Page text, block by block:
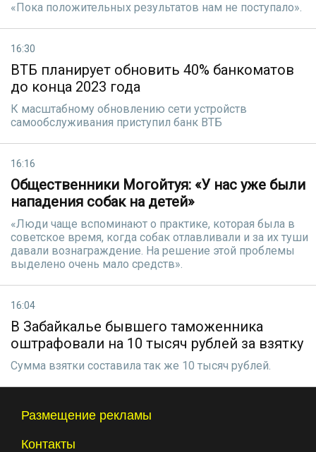
«Пока положительных результатов нам не поступало».
16:30
ВТБ планирует обновить 40% банкоматов
до конца 2023 года
К масштабному обновлению сети устройств
самообслуживания приступил банк ВТБ
16:16
Общественники Могойтуя: «У нас уже были
нападения собак на детей»
«Люди чаще вспоминают о практике, которая была в
советское время, когда собак отлавливали и за их туши
давали вознаграждение. На решение этой проблемы
выделено очень мало средств».
16:04
В Забайкалье бывшего таможенника
оштрафовали на 10 тысяч рублей за взятку
Сумма взятки составила так же 10 тысяч рублей.
Размещение рекламы
Контакты